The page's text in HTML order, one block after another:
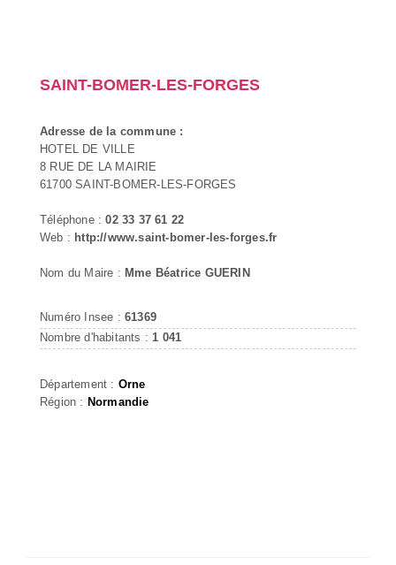
SAINT-BOMER-LES-FORGES
Adresse de la commune :
HOTEL DE VILLE
8 RUE DE LA MAIRIE
61700 SAINT-BOMER-LES-FORGES
Téléphone :02 33 37 61 22
Web : http://www.saint-bomer-les-forges.fr
Nom du Maire : Mme Béatrice GUERIN
Numéro Insee : 61369
Nombre d'habitants : 1 041
Département : Orne
Région : Normandie